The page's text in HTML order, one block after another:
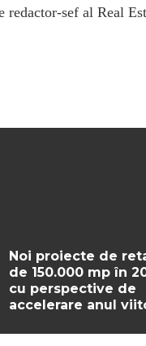
redactor-sef al Real
Noi proiecte de
de 150.000 mp în
cu perspective de
accelerare anul